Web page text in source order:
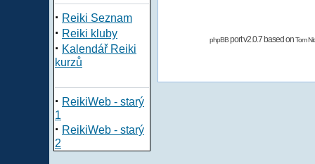
· Reiki Seznam
· Reiki kluby
· Kalendář Reiki
kurzů
· ReikiWeb - starý
1
· ReikiWeb - starý
2
phpBBport v2.0.7 based onTom